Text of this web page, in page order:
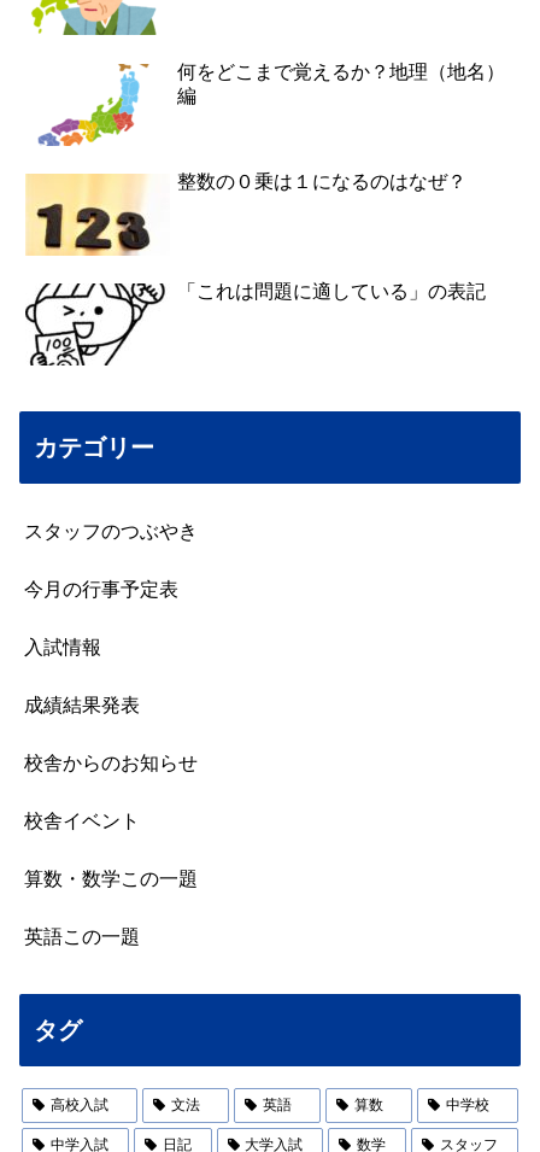
何をどこまで覚えるか？地理（地名）
編
整数の０乗は１になるのはなぜ？
「これは問題に適している」の表記
カテゴリー
スタッフのつぶやき
今月の行事予定表
入試情報
成績結果発表
校舎からのお知らせ
校舎イベント
算数・数学この一題
英語この一題
タグ
高校入試 文法 英語 算数 中学校
中学入試 日記 大学入試 数学 スタッフ